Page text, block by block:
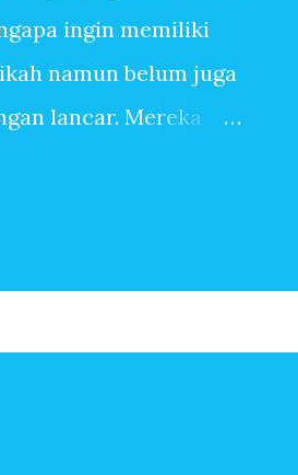
ingin memiliki
namun belum juga
lancar. Mereka
bisa jadi terbersit